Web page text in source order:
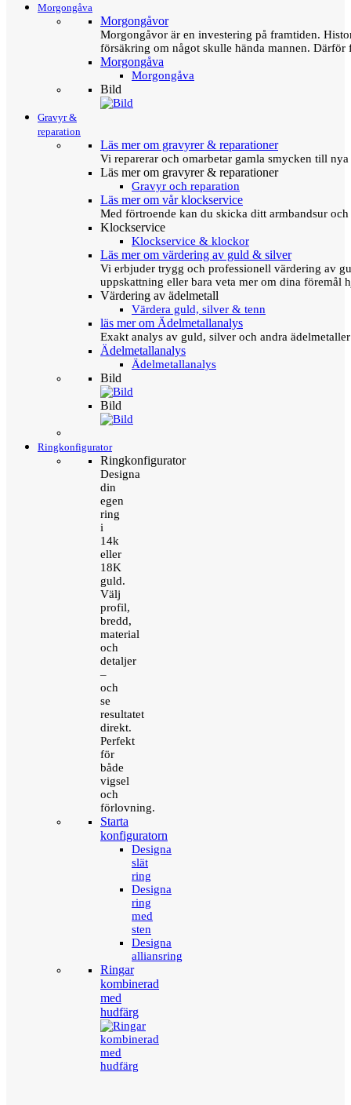
Morgongåva
Morgongåvor
Morgongåvor är en investering på framtiden.
försäkring om något skulle hända mannen.
Morgongåva
Morgongåva
Bild
Gravyr &
reparation
Läs mer om gravyrer & reparationer
Vi reparerar och omarbetar gamla smycken till
Läs mer om gravyrer & reparationer
Gravyr och reparation
Läs mer om vår klockservice
Med förtroende kan du skicka ditt armbandsur
Klockservice
Klockservice & klockor
Läs mer om värdering av guld & silver
Vi erbjuder trygg och professionell värdering av
uppskattning eller bara veta mer om dina föremål
Värdering av ädelmetall
Värdera guld, silver & tenn
läs mer om Ädelmetallanalys
Exakt analys av guld, silver och andra
Ädelmetallanalys
Ädelmetallanalys
Bild
Bild
Ringkonfigurator
Ringkonfigurator
Designa
din
egen
ring
i
14k
eller
18K
guld.
Välj
profil,
bredd,
material
och
detaljer
–
och
se
resultatet
direkt.
Perfekt
för
både
vigsel
och
förlovning.
Starta
konfiguratorn
Designa
slät
ring
Designa
ring
med
sten
Designa
alliansring
Ringar
kombinerad
med
hudfärg